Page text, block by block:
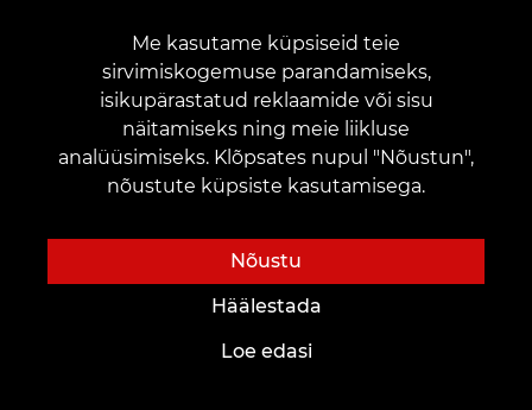
Tätoveeringustuudiod
Kaardid ja boonused
Hinnakiri
Aktsiad
Me kasutame küpsiseid teie
sirvimiskogemuse parandamiseks,
isikupärastatud reklaamide või sisu
näitamiseks ning meie liikluse
analüüsimiseks. Klõpsates nupul "Nõustun",
nõustute küpsiste kasutamisega.
Nõustu
Häälestada
Loe edasi